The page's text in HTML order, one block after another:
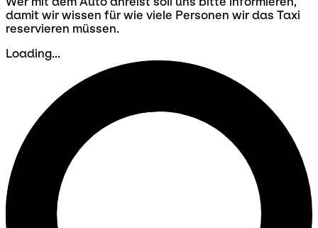
damit wir wissen für wie viele Personen wir das Taxi
reservieren müssen.
Loading...